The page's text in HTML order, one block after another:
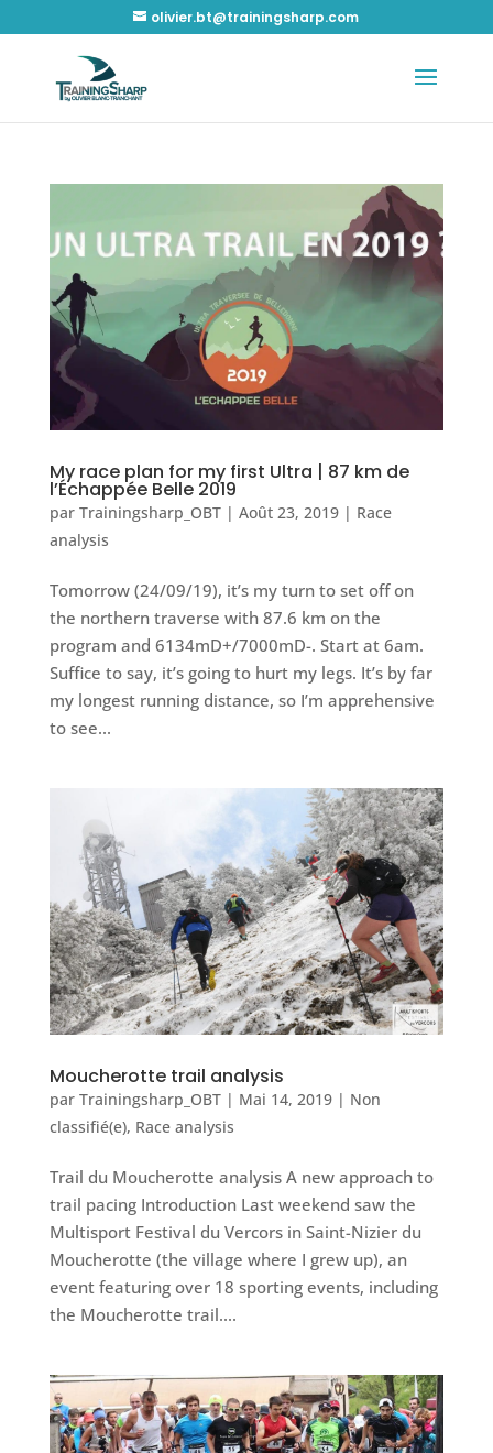
olivier.bt@trainingsharp.com
My race plan for my first Ultra | 87 km de
l’Échappée Belle 2019
par Trainingsharp_OBT| Août 23, 2019| Race
analysis
Tomorrow (24/09/19), it’s my turn to set off on
the northern traverse with 87.6 km on the
program and 6134mD+/7000mD-. Start at 6am.
Suffice to say, it’s going to hurt my legs. It’s by far
my longest running distance, so I’m apprehensive
to see...
Moucherotte trail analysis
par Trainingsharp_OBT| Mai 14, 2019| Non
classifié(e), Race analysis
Trail du Moucherotte analysis A new approach to
trail pacing Introduction Last weekend saw the
Multisport Festival du Vercors in Saint-Nizier du
Moucherotte (the village where I grew up), an
event featuring over 18 sporting events, including
the Moucherotte trail....